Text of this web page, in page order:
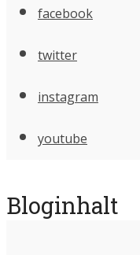
facebook
twitter
instagram
youtube
Bloginhalt